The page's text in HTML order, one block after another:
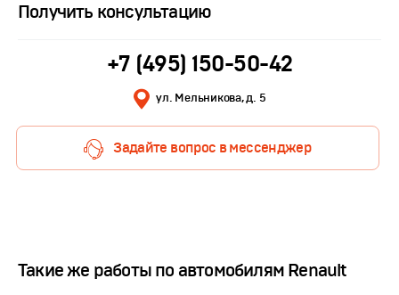
Получить консультацию
+7 (495) 150-50-42
ул. Мельникова, д. 5
Задайте вопрос в мессенджер
Такие же работы по автомобилям Renault